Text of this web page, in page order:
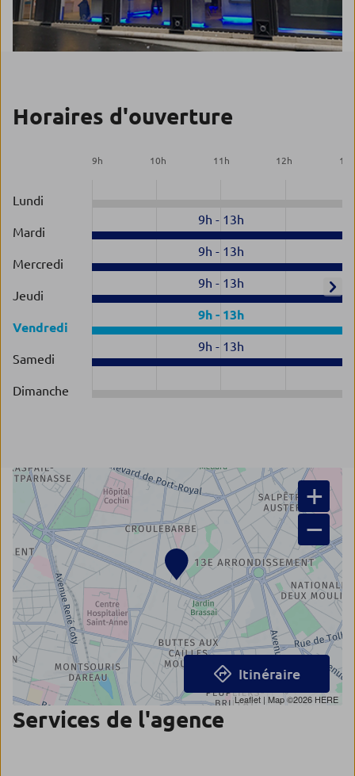
Horaires d'ouverture
9h 10h 11 h 12h 13
Lundi
Mardi
9h - 13h
Mercredi
9h - 13h
Jeudi
9h - 13h
Vendredi
9h- 13h
Samedi
9h - 13h
Dimanche
+
−
Leaflet | Map ©2026 HERE
Itinéraire
Services de l'agence